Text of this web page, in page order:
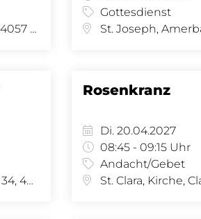
St. Joseph, Amerbachstr. 9, 4057 Basel
Gottesdienst
St. Michael, Allmendstrasse 34, 4058 Basel
Rosenkranz
Di. 20.04.2027
08:45 - 09:15 Uhr
Andacht/Gebet